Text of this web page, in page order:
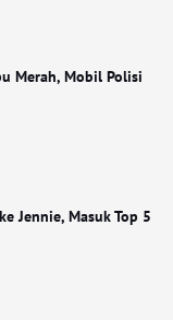
Merah, Mobil Polisi
Jennie, Masuk Top 5